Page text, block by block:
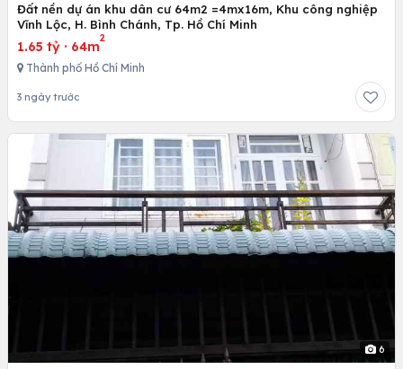
Đất nền dự án khu dân cư 64m2 =4mx16m, Khu công nghiệp
Vĩnh Lộc, H. Bình Chánh, Tp. Hồ Chí Minh
1.65 tỷ · 64m
2
Thành phố Hồ Chí Minh
3 ngày trước
6